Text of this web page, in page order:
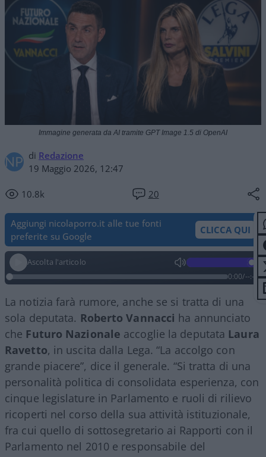
di Redazione
19 Maggio 2026, 12:47
10.8k 20
Immagine generata da AI tramite GPT Image 1.5 di OpenAI
Aggiungi nicolaporro.it alle tue fonti
preferite su Google
CLICCA QUI
Ascolta l'articolo
0:00/--:--
La notizia farà rumore, anche se si tratta di una
sola deputata. Roberto Vannacci ha annunciato
che Futuro Nazionale accoglie la deputata Laura
Ravetto, in uscita dalla Lega. “La accolgo con
grande piacere”, dice il generale. “Si tratta di una
personalità politica di consolidata esperienza, con
cinque legislature in Parlamento e ruoli di rilievo
ricoperti nel corso della sua attività istituzionale,
fra cui quello di sottosegretario ai Rapporti con il
Parlamento nel 2010 e responsabile del